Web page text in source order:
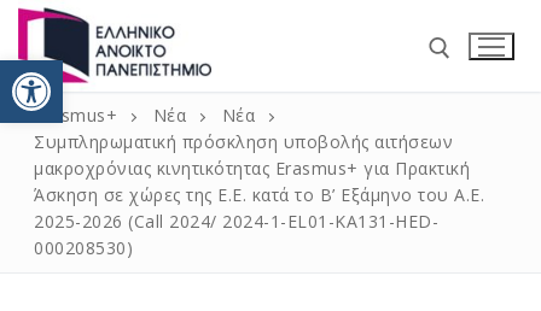
Ανοίξτε τη γραμμή
Erasmus+ Νέα
Νέα
Συμπληρωματική πρόσκληση υποβολής αιτήσεων
μακροχρόνιας κινητικότητας Erasmus+ για Πρακτική
Άσκηση σε χώρες της Ε.Ε. κατά το Β’ Εξάμηνο του Α.Ε.
2025-2026 (Call 2024/ 2024-1-EL01-KA131-HED-
000208530)